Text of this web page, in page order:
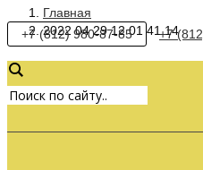
Главная
2022 04 29 12 01 41 14
+7 (812) 980-87-85 +7